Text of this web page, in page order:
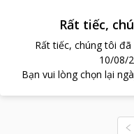
Rất tiếc,
Rất tiếc, chúng tôi
10/08/
Bạn vui lòng chọn lại